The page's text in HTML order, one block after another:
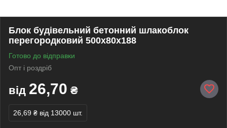
Блок будівельний бетонний шлакоблок
перегородковий 500х80х188
Готово до відправки
Опт і роздріб
від 26,70 ₴
26,69 ₴ від 13000 шт.